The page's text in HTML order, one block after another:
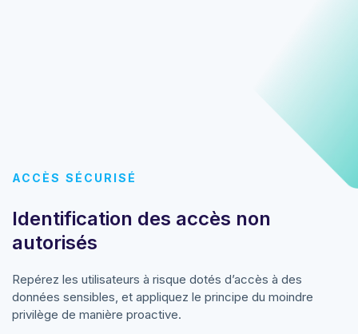
ACCÈS SÉCURISÉ
Identification des accès non
autorisés
Repérez les utilisateurs à risque dotés d’accès à des
données sensibles, et appliquez le principe du moindre
privilège de manière proactive.